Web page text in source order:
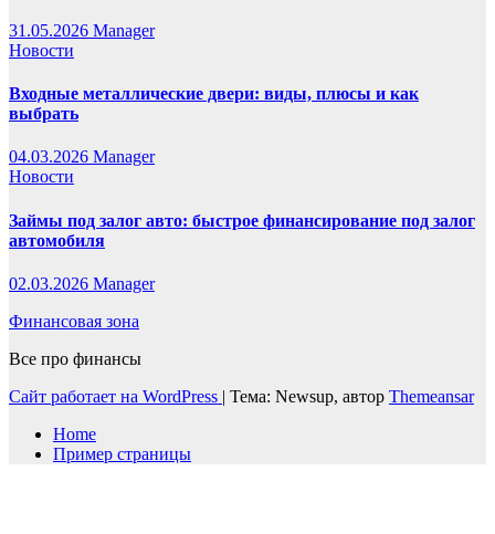
31.05.2026 Manager
Новости
Входные металлические двери: виды, плюсы и как
выбрать
04.03.2026 Manager
Новости
Займы под залог авто: быстрое финансирование под залог
автомобиля
02.03.2026 Manager
Финансовая зона
Все про финансы
Сайт работает на WordPress | Тема: Newsup, автор Themeansar
Home
Пример страницы